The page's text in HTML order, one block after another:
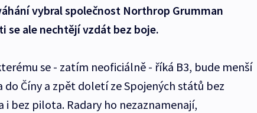
vybral společnost Northrop Grumman
se ale nechtějí vzdát bez boje.
se - zatím neoficiálně - říká B3, bude menší
do Číny a zpět doletí ze Spojených států bez
bez pilota. Radary ho nezaznamenají,